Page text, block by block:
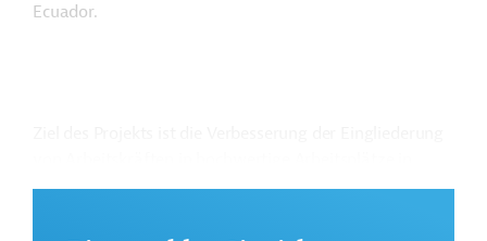
Ecuador.
Ecuador, wobei der Schwerpunkt auf schwer